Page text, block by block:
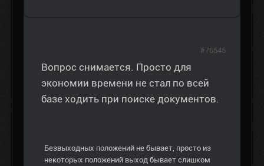
Вопрос снимается. Просто для
экономии времени не стал по всей
базе ходить при поиске документов.
Безвыходных положений не бывает, просто из
некоторых положений выход бывает слишком
#76545